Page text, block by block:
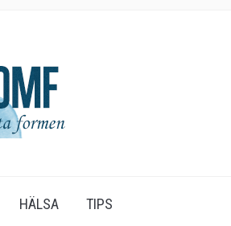
HÄLSA TIPS